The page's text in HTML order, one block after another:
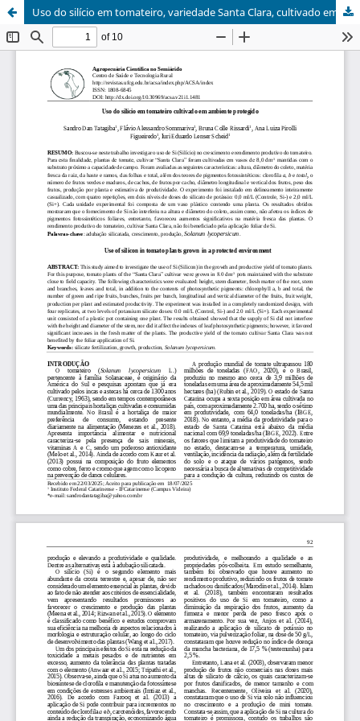
Uso do silício em tomateiro, variedade Santa Clara, cultivado em ambiente protegido